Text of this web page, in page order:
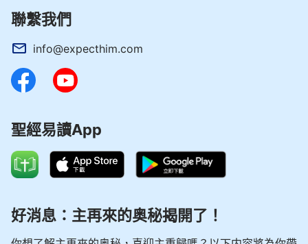
這樣的對付修理，我還以為自己這樣的作工花費是在
滿足神呢！根本不會認識自己這樣表現已經讓神厭憎
了。所以看到，弟兄姊妹互相愛心幫助有時還需要修
理對付，這才是真實的在生命上供應扶持。
助弟兄姊妹了，就能實行出主的要求，達到彼此相
愛。
江蘇省 陳謙
聯繫我們
info@expecthim.com
聖經易讀App
好消息：主再來的奥秘揭開了！